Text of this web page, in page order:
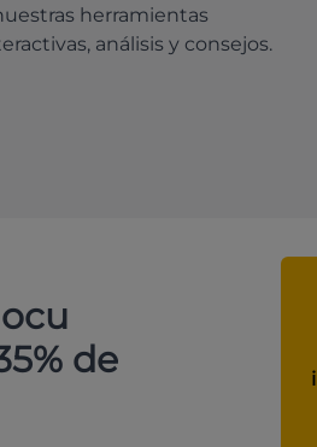
herramientas
análisis y consejos.
de